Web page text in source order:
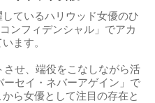
ているハリウッド女優のひ
ンフィデンシャル」でアカ
ます。
せ、端役をこなしながら活
セイ・ネバーアゲイン」で
ら女優として注目の存在と